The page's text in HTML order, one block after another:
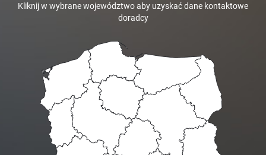
Kliknij w wybrane województwo aby uzyskać dane kontaktowe
doradcy